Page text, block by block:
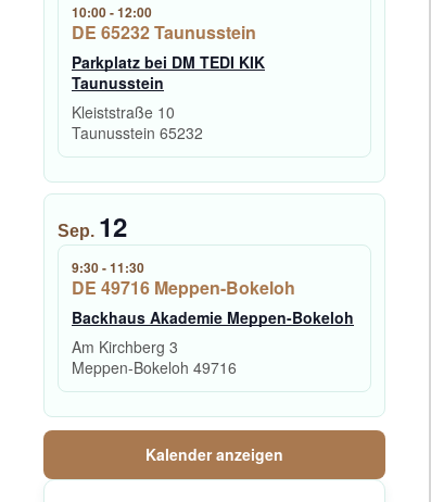
10:00-12:00
DE 65232 Taunusstein
Parkplatz bei DM TEDI KIK
Taunusstein
Kleiststraße 10
Taunusstein 65232
Sep. 12
9:30-11:30
DE 49716 Meppen-Bokeloh
Backhaus Akademie Meppen-Bokeloh
Am Kirchberg 3
Meppen-Bokeloh 49716
Kalender anzeigen